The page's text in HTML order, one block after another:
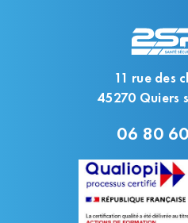
11 rue des
45270 Quiers
06 80